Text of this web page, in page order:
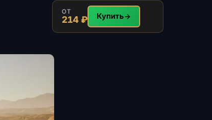
ОТ
214 ₽ Купить